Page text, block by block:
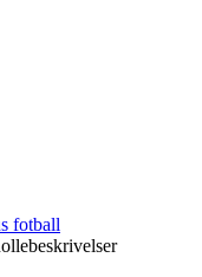
fotball